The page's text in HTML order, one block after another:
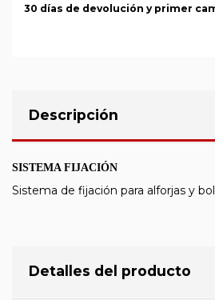
30 días de devolución y primer
Descripción
SISTEMA FIJACIÓN
Sistema de fijación para alforjas y
Detalles del producto